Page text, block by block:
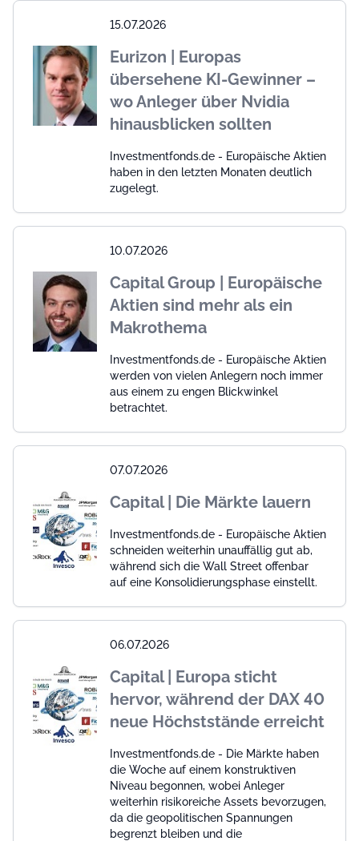
15.07.2026
Eurizon | Europas
übersehene KI-Gewinner –
wo Anleger über Nvidia
hinausblicken sollten
Investmentfonds.de - Europäische Aktien
haben in den letzten Monaten deutlich
zugelegt.
10.07.2026
Capital Group | Europäische
Aktien sind mehr als ein
Makrothema
Investmentfonds.de - Europäische Aktien
werden von vielen Anlegern noch immer
aus einem zu engen Blickwinkel
betrachtet.
07.07.2026
Capital | Die Märkte lauern
Investmentfonds.de - Europäische Aktien
schneiden weiterhin unauffällig gut ab,
während sich die Wall Street offenbar
auf eine Konsolidierungsphase einstellt.
06.07.2026
Capital | Europa sticht
hervor, während der DAX 40
neue Höchststände erreicht
Investmentfonds.de - Die Märkte haben
die Woche auf einem konstruktiven
Niveau begonnen, wobei Anleger
weiterhin risikoreiche Assets bevorzugen,
da die geopolitischen Spannungen
begrenzt bleiben und die